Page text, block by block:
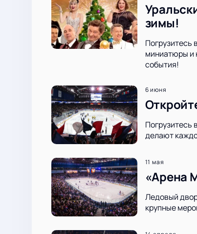
зимы!
миниатюры и
события!
6 июня
Погрузитесь
делают
11 мая
«Арена
Ледовый
крупные